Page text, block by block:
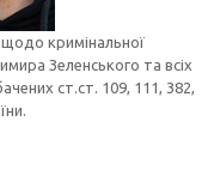
кримінальної
Зеленського та всіх
ст.ст. 109, 111, 382,